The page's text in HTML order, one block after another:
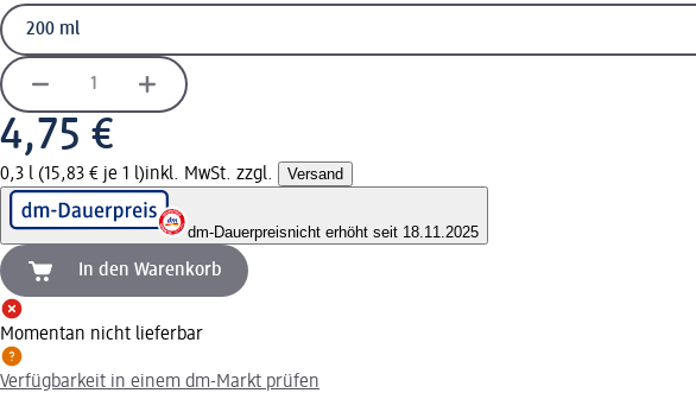
4,75 €
0,3 l (15,83 € je 1 l)inkl. MwSt. zzgl. Versand
dm-Dauerpreisnicht erhöht seit 18.11.2025
In den Warenkorb
Momentan nicht lieferbar
Verfügbarkeit in einem dm-Markt prüfen